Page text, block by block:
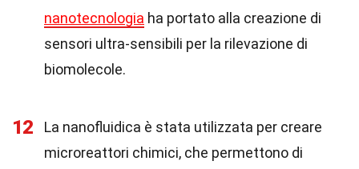
nanotecnologia ha portato alla creazione di
sensori ultra-sensibili per la rilevazione di
biomolecole.
12
La nanofluidica è stata utilizzata per creare
microreattori chimici, che permettono di